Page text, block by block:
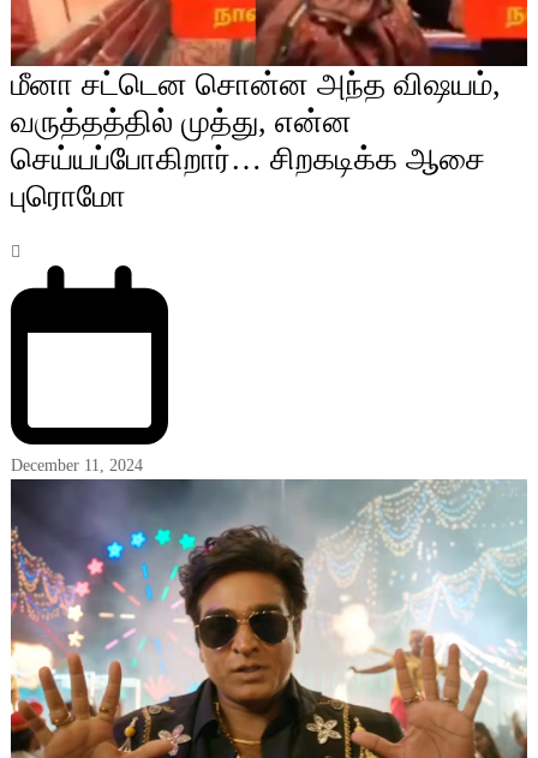
மீனா சட்டென சொன்ன அந்த விஷயம்,
வருத்தத்தில் முத்து, என்ன
செய்யப்போகிறார்… சிறகடிக்க ஆசை
புரொமோ
December 11, 2024